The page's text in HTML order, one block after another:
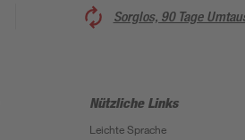
Sorglos, 90 Tage
Nützliche Links
Leichte Sprache